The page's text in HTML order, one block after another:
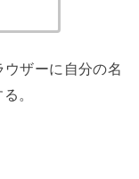
ザーに自分の名
。